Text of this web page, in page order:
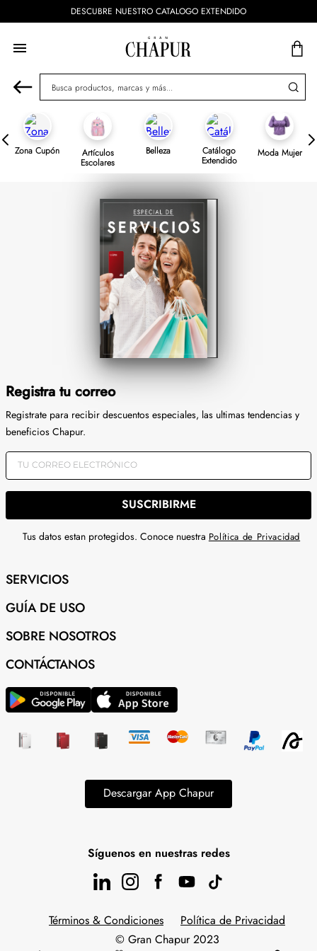
DESCUBRE NUESTRO CATALOGO EXTENDIDO
Busca productos, marcas y más...
Zona Cupón Artículos
Escolares
Belleza Catálogo
Extendido
Moda Mujer
Registra tu correo
Registrate para recibir descuentos especiales, las ultimas tendencias y
beneficios Chapur.
SUSCRIBIRME
Tus datos estan protegidos. Conoce nuestra Política de Privacidad
SERVICIOS
GUÍA DE USO
SOBRE NOSOTROS
CONTÁCTANOS
Descargar App Chapur
Síguenos en nuestras redes
Términos & Condiciones
Política de Privacidad
© Gran Chapur 2023